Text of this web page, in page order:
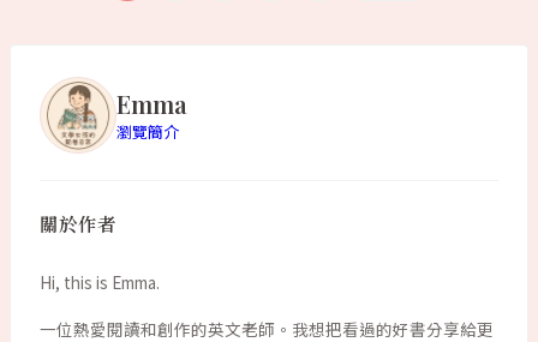
Emma
瀏覽簡介
關於作者
Hi, this is Emma.
一位熱愛閱讀和創作的英文老師。我想把看過的好書分享給更